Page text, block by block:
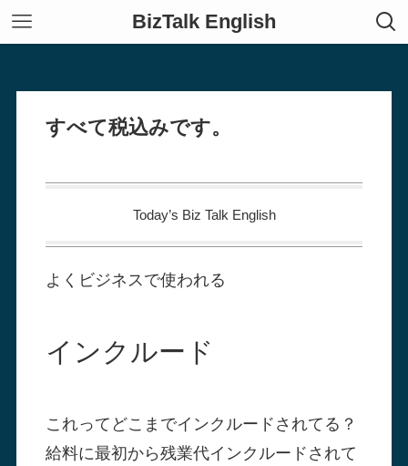
BizTalk English
すべて税込みです。
Today’s Biz Talk English
よくビジネスで使われる
インクルード
これってどこまでインクルード されてる？
給料に最初から残業代インクルード されて